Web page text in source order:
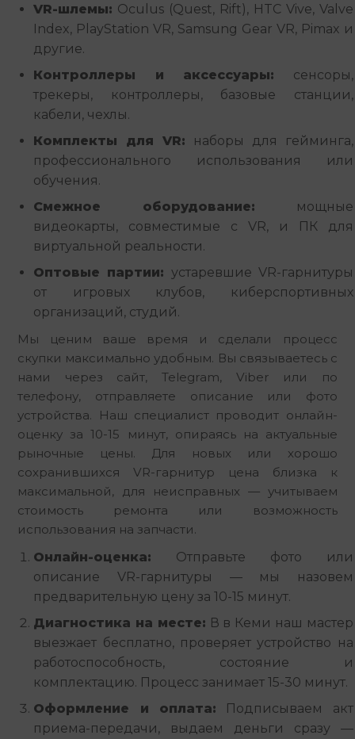
VR-шлемы: Oculus (Quest, Rift), HTC Vive, Valve
Index, PlayStation VR, Samsung Gear VR, Pimax и
другие.
Контроллеры и аксессуары: сенсоры,
трекеры, контроллеры, базовые станции,
кабели, чехлы.
Комплекты для VR: наборы для гейминга,
профессионального использования или
обучения.
Смежное оборудование: мощные
видеокарты, совместимые с VR, и ПК для
виртуальной реальности.
Оптовые партии: устаревшие VR-гарнитуры
от игровых клубов, киберспортивных
организаций, студий.
Мы ценим ваше время и сделали процесс
скупки максимально удобным. Вы связываетесь с
нами через сайт, Telegram, Viber или по
телефону, отправляете описание или фото
устройства. Наш специалист проводит онлайн-
оценку за 10-15 минут, опираясь на актуальные
рыночные цены. Для новых или хорошо
сохранившихся VR-гарнитур цена близка к
максимальной, для неисправных — учитываем
стоимость ремонта или возможность
использования на запчасти.
Онлайн-оценка: Отправьте фото или
описание VR-гарнитуры — мы назовем
предварительную цену за 10-15 минут.
Диагностика на месте: В в Кеми наш мастер
выезжает бесплатно, проверяет устройство на
работоспособность, состояние и
комплектацию. Процесс занимает 15-30 минут.
Оформление и оплата: Подписываем акт
приема-передачи, выдаем деньги сразу —